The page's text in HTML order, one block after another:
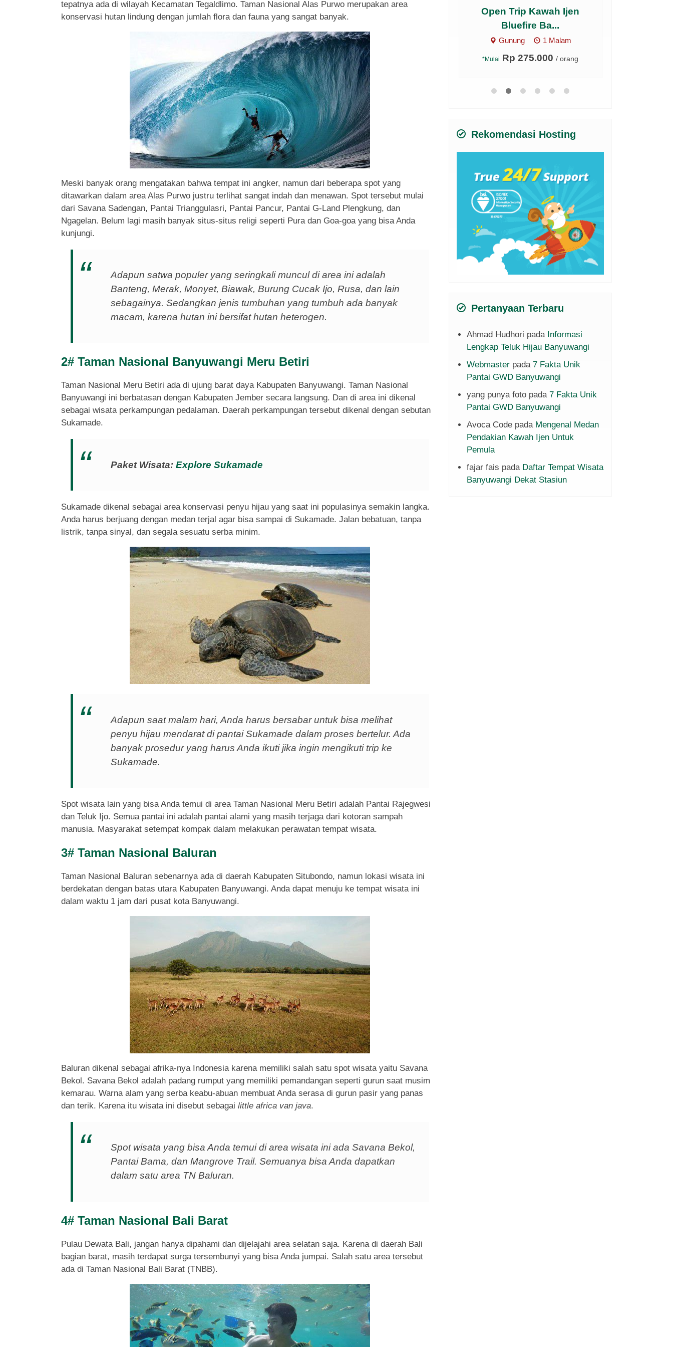
tepatnya ada di wilayah Kecamatan Tegaldlimo. Taman Nasional Alas Purwo merupakan area
konservasi hutan lindung dengan jumlah flora dan fauna yang sangat banyak.
Meski banyak orang mengatakan bahwa tempat ini angker, namun dari beberapa spot yang
ditawarkan dalam area Alas Purwo justru terlihat sangat indah dan menawan. Spot tersebut mulai
dari Savana Sadengan, Pantai Trianggulasri, Pantai Pancur, Pantai G-Land Plengkung, dan
Ngagelan. Belum lagi masih banyak situs-situs religi seperti Pura dan Goa-goa yang bisa Anda
kunjungi.
Adapun satwa populer yang seringkali muncul di area ini adalah
Banteng, Merak, Monyet, Biawak, Burung Cucak Ijo, Rusa, dan lain
sebagainya. Sedangkan jenis tumbuhan yang tumbuh ada banyak
macam, karena hutan ini bersifat hutan heterogen.
2# Taman Nasional Banyuwangi Meru Betiri
Taman Nasional Meru Betiri ada di ujung barat daya Kabupaten Banyuwangi. Taman Nasional
Banyuwangi ini berbatasan dengan Kabupaten Jember secara langsung. Dan di area ini dikenal
sebagai wisata perkampungan pedalaman. Daerah perkampungan tersebut dikenal dengan sebutan
Sukamade.
Paket Wisata: Explore Sukamade
Sukamade dikenal sebagai area konservasi penyu hijau yang saat ini populasinya semakin langka.
Anda harus berjuang dengan medan terjal agar bisa sampai di Sukamade. Jalan bebatuan, tanpa
listrik, tanpa sinyal, dan segala sesuatu serba minim.
Adapun saat malam hari, Anda harus bersabar untuk bisa melihat
penyu hijau mendarat di pantai Sukamade dalam proses bertelur. Ada
banyak prosedur yang harus Anda ikuti jika ingin mengikuti trip ke
Sukamade.
Spot wisata lain yang bisa Anda temui di area Taman Nasional Meru Betiri adalah Pantai Rajegwesi
dan Teluk Ijo. Semua pantai ini adalah pantai alami yang masih terjaga dari kotoran sampah
manusia. Masyarakat setempat kompak dalam melakukan perawatan tempat wisata.
3# Taman Nasional Baluran
Taman Nasional Baluran sebenarnya ada di daerah Kabupaten Situbondo, namun lokasi wisata ini
berdekatan dengan batas utara Kabupaten Banyuwangi. Anda dapat menuju ke tempat wisata ini
dalam waktu 1 jam dari pusat kota Banyuwangi.
Baluran dikenal sebagai afrika-nya Indonesia karena memiliki salah satu spot wisata yaitu Savana
Bekol. Savana Bekol adalah padang rumput yang memiliki pemandangan seperti gurun saat musim
kemarau. Warna alam yang serba keabu-abuan membuat Anda serasa di gurun pasir yang panas
dan terik. Karena itu wisata ini disebut sebagai little africa van java.
Spot wisata yang bisa Anda temui di area wisata ini ada Savana Bekol,
Pantai Bama, dan Mangrove Trail. Semuanya bisa Anda dapatkan
dalam satu area TN Baluran.
4# Taman Nasional Bali Barat
Pulau Dewata Bali, jangan hanya dipahami dan dijelajahi area selatan saja. Karena di daerah Bali
bagian barat, masih terdapat surga tersembunyi yang bisa Anda jumpai. Salah satu area tersebut
ada di Taman Nasional Bali Barat (TNBB).
Open Trip Green Island
Reguler
*Mulai Rp 475.000
Open Trip Kawah Ijen
Bluefire Ba...
Gunung 1 Malam
*Mulai Rp 275.000 / orang
Rekomendasi Hosting
Pertanyaan Terbaru
Ahmad Hudhori pada Informasi
Lengkap Teluk Hijau Banyuwangi
Webmasterpada 7 Fakta Unik
Pantai GWD Banyuwangi
yang punya fotopada 7 Fakta Unik
Pantai GWD Banyuwangi
Avoca Codepada Mengenal Medan
Pendakian Kawah Ijen Untuk
Pemula
fajar fais pada Daftar Tempat Wisata
Banyuwangi Dekat Stasiun